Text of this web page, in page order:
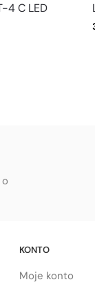
4 C LED
KONTO
Moje konto